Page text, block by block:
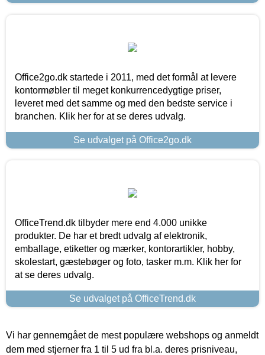
Office2go.dk startede i 2011, med det formål at levere
kontormøbler til meget konkurrencedygtige priser,
leveret med det samme og med den bedste service i
branchen. Klik her for at se deres udvalg.
Se udvalget på Office2go.dk
OfficeTrend.dk tilbyder mere end 4.000 unikke
produkter. De har et bredt udvalg af elektronik,
emballage, etiketter og mærker, kontorartikler, hobby,
skolestart, gæstebøger og foto, tasker m.m. Klik her for
at se deres udvalg.
Se udvalget på OfficeTrend.dk
Vi har gennemgået de mest populære webshops og anmeldt
dem med stjerner fra 1 til 5 ud fra bl.a. deres prisniveau,